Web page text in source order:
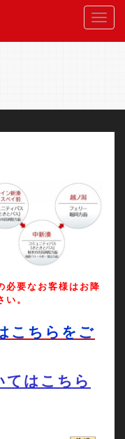
必要なお客様はお降
。
こちらをご
てはこちら